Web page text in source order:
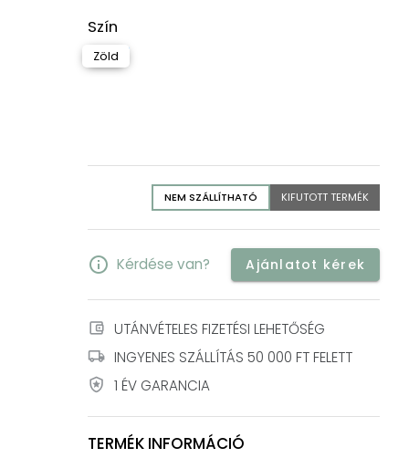
Szín
Zöld
NEM SZÁLLÍTHATÓ KIFUTOTT TERMÉK
info Kérdése van? Ajánlatot kérek
account_balance_wallet UTÁNVÉTELES FIZETÉSI LEHETŐSÉG
local_shipping INGYENES SZÁLLÍTÁS 50 000 FT FELETT
local_police 1 ÉV GARANCIA
TERMÉK INFORMÁCIÓ